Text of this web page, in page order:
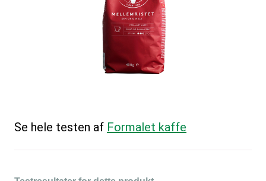
Se hele testen af Formalet kaffe